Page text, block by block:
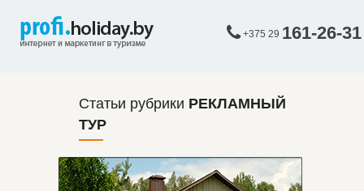
+375 29 161-26-31
Статьи рубрики РЕКЛАМНЫЙ
ТУР